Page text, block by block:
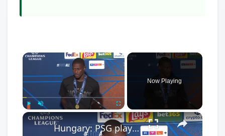
×
Unmute Fullscreen
Now Playing
×
Hungary: PSG player Nuno Mendes speaks at press conference following UEFA Champions League victory.